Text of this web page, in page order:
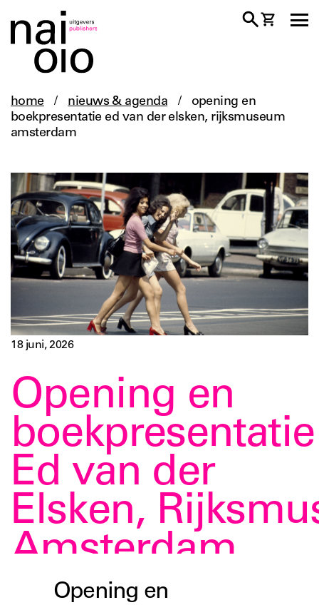
home / nieuws & agenda /
opening en
boekpresentatie ed van der elsken, rijksmuseum
amsterdam
18 juni, 2026
Opening en
boekpresentatie
Ed van der
Elsken,
Amsterdam
Opening en